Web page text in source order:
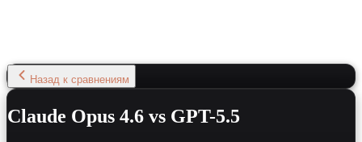
Назад к сравнениям
Claude Opus 4.6 vs GPT-5.5